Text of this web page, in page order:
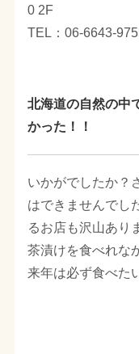
0 2F
TEL：06-6643-
北海道の自然の中
かった！！
いかがでしたか？
はできませんでし
るお店も沢山あり
茶漬けを食べれな
来年は必ず食べた